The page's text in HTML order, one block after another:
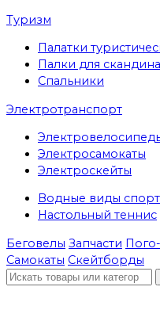
Туризм
Палатки
Палки для
Спальники
Электротранспорт
Электросамокаты
Электроскейты
Водные виды
Настольный теннис
Беговелы Запчасти
Самокаты Скейтборды